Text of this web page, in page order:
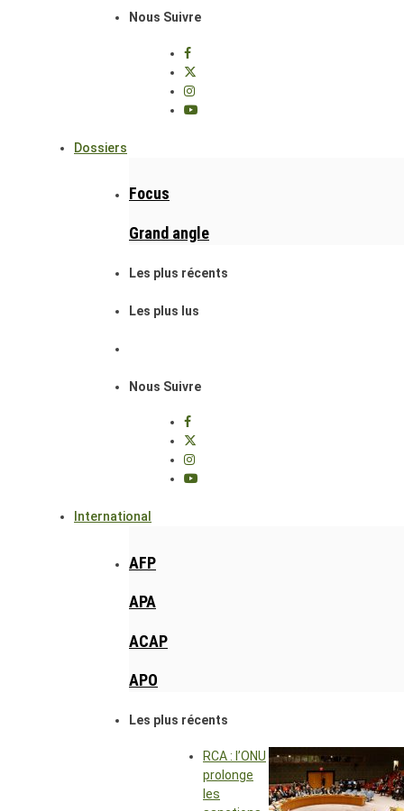
Nous Suivre
Dossiers
Focus
Grand angle
Les plus récents
Les plus lus
Nous Suivre
International
AFP
APA
ACAP
APO
Les plus récents
RCA : l’ONU
prolonge
les